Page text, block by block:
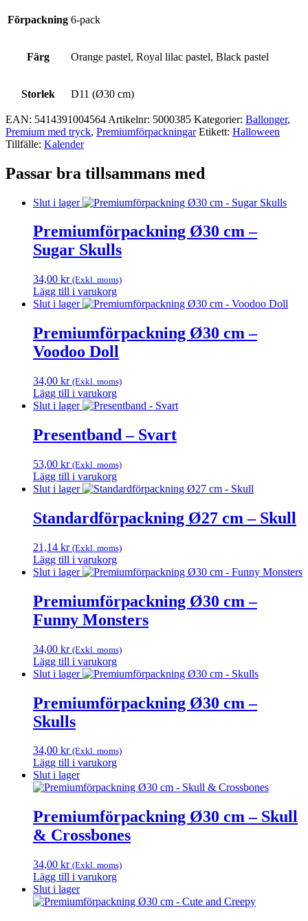
Förpackning 6-pack
Färg Orange pastel, Royal lilac pastel, Black pastel
Storlek D11 (Ø30 cm)
EAN: 5414391004564 Artikelnr: 5000385 Kategorier: Ballonger,
Premium med tryck, Premium­förpackningar Etikett: Halloween
Tillfälle: Kalender
Passar bra tillsammans med
Slut i lager
Premiumförpackning Ø30 cm –
Sugar Skulls
34,00 kr (Exkl. moms)
Lägg till i varukorg
Slut i lager
Premiumförpackning Ø30 cm –
Voodoo Doll
34,00 kr (Exkl. moms)
Lägg till i varukorg
Slut i lager
Presentband – Svart
53,00 kr (Exkl. moms)
Lägg till i varukorg
Slut i lager
Standardförpackning Ø27 cm – Skull
21,14 kr (Exkl. moms)
Lägg till i varukorg
Slut i lager
Premiumförpackning Ø30 cm –
Funny Monsters
34,00 kr (Exkl. moms)
Lägg till i varukorg
Slut i lager
Premiumförpackning Ø30 cm –
Skulls
34,00 kr (Exkl. moms)
Lägg till i varukorg
Slut i lager
Premiumförpackning Ø30 cm – Skull
& Crossbones
34,00 kr (Exkl. moms)
Lägg till i varukorg
Slut i lager